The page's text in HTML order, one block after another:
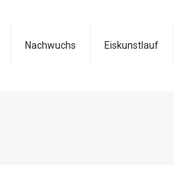
Nachwuchs Eiskunstlauf